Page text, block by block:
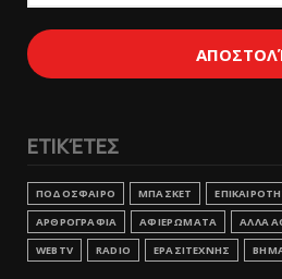
ΕΤΙΚΈΤΕΣ
ΠΟΔΟΣΦΑΙΡΟ ΜΠΑΣΚΕΤ
ΑΡΘΡΟΓΡΑΦΙΑ
ΑΦΙΕΡΩΜΑΤΑ ΑΛΛΑ
WEBTV
RADIO ΕΡΑΣΙΤΕΧΝΗΣ